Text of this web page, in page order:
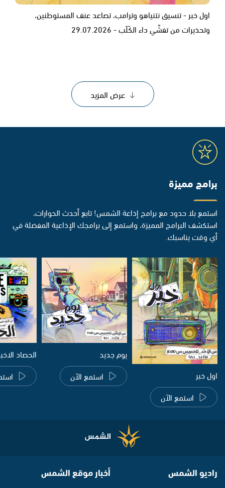
اول خبر - تنسيق نتنياهو وترامب، تصاعد عنف المستوطنين،
وتحذيرات من تفشّي داء الكَلَب - 29.07.2026
عرض المزيد
برامج مميزة
استمع بلا حدود مع برامج إذاعة الشمس! تابع أحدث الحوارات،
استكشف البرامج المميزة، واستمع إلى برامجك الإذاعية المفضلة في
أي وقت يناسبك.
اول خبر
استمع الآن
يوم جديد
استمع الآن
الحصاد
راديو الشمس أخبار موقع الشمس